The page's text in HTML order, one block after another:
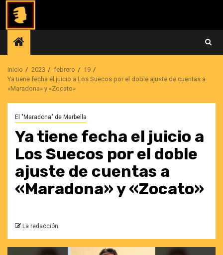
Saltar
contenido
Inicio 2023 febrero
19
Ya tiene fecha el juicio a Los Suecos por el doble ajuste de cuentas a
«Maradona» y «Zocato»
El "Maradona" de Marbella
Ya tiene fecha el juicio a
Los Suecos por el doble
ajuste de cuentas a
«Maradona» y «Zocato»
La redacción